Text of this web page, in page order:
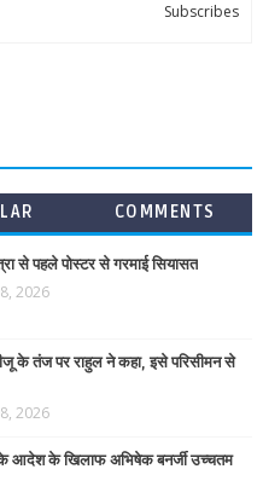
Subscribes
COMMENTS
से पहले पोस्टर से गरमाई सियासत
2026
के तंज पर राहुल ने कहा, इसे परिसीमन से
2026
आदेश के खिलाफ अभिषेक बनर्जी उच्चतम